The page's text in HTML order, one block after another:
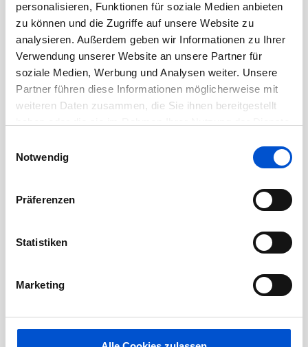
personalisieren, Funktionen für soziale Medien anbieten
zu können und die Zugriffe auf unsere Website zu
analysieren. Außerdem geben wir Informationen zu Ihrer
Verwendung unserer Website an unsere Partner für
soziale Medien, Werbung und Analysen weiter. Unsere
Partner führen diese Informationen möglicherweise mit
weiteren Daten zusammen, die Sie ihnen bereitgestellt
Notwendig
Präferenzen
Statistiken
Marketing
September 2020
August 2020
Juli 2020
Juni 2020
Mai 2020
Februar 2020
Dezember 2019
Oktober 2019
August 2019
Juni 2019